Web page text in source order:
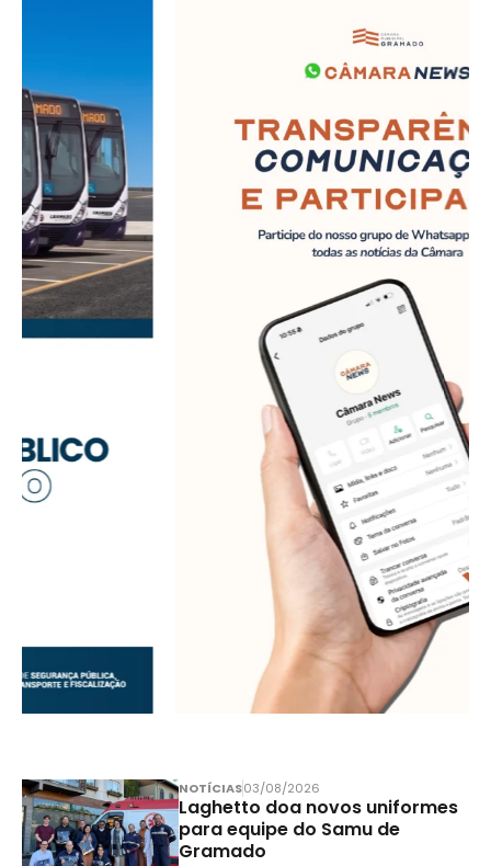
NOTÍCIAS03/08/2026
Laghetto doa novos uniformes
para equipe do Samu de
Gramado